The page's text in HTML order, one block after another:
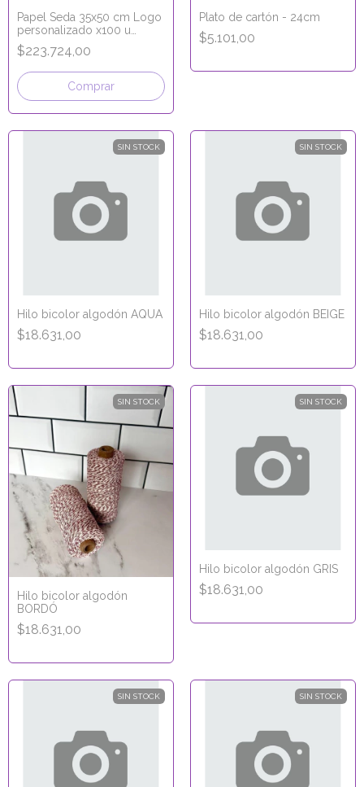
Papel Seda 35x50 cm Logo
personalizado x100 u
COLOR NEGRO
$223.724,00
Plato de cartón - 24cm
$5.101,00
SIN STOCK
Hilo bicolor algodón AQUA
$18.631,00
SIN STOCK
Hilo bicolor algodón BEIGE
$18.631,00
SIN STOCK
Hilo bicolor algodón
BORDÓ
$18.631,00
SIN STOCK
Hilo bicolor algodón GRIS
$18.631,00
SIN STOCK SIN STOCK